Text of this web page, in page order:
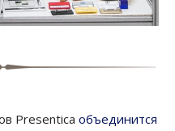
Presentica объединится